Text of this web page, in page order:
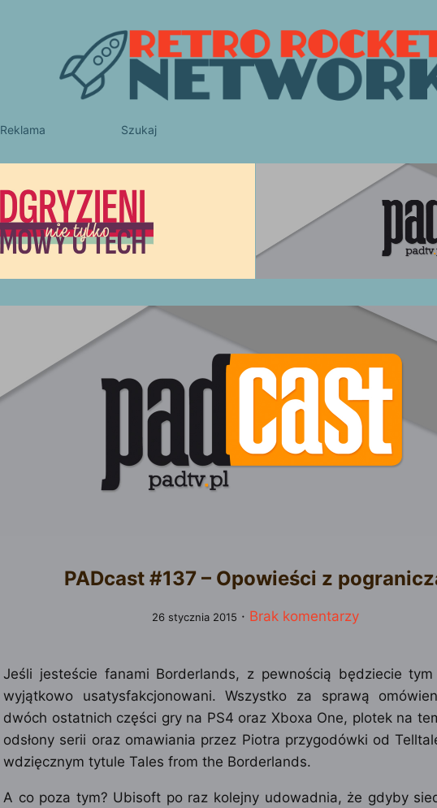
Reklama Szukaj
PADcast #137 – Opowieści z
26 stycznia 2015 · Brak komentarzy
Jeśli jesteście fanami Borderlands, z pewnością będziecie tym
wyjątkowo usatysfakcjonowani. Wszystko za sprawą
dwóch ostatnich części gry na PS4 oraz Xboxa One, plotek na
odsłony serii oraz omawiania przez Piotra przygodówki od
wdzięcznym tytule Tales from the Borderlands.
A co poza tym? Ubisoft po raz kolejny udowadnia, że gdyby